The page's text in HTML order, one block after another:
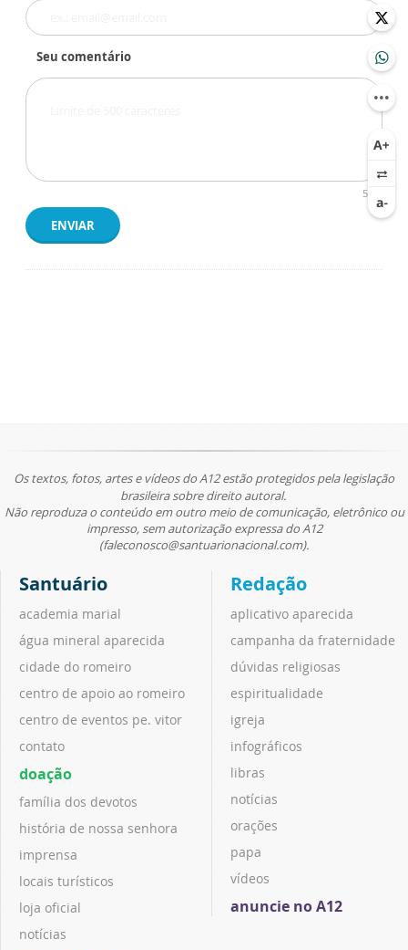
Seu comentário
500
ENVIAR
Os textos, fotos, artes e vídeos do A12 estão protegidos pela legislação
brasileira sobre direito autoral.
Não reproduza o conteúdo em outro meio de comunicação, eletrônico ou
impresso, sem autorização expressa do A12
(faleconosco@santuarionacional.com).
Santuário
academia marial
água mineral aparecida
cidade do romeiro
centro de apoio ao romeiro
centro de eventos pe. vitor
contato
doação
família dos devotos
história de nossa senhora
imprensa
locais turísticos
loja oficial
notícias
Redação
aplicativo aparecida
campanha da fraternidade
dúvidas religiosas
espiritualidade
igreja
infográficos
libras
notícias
orações
papa
vídeos
anuncie no A12